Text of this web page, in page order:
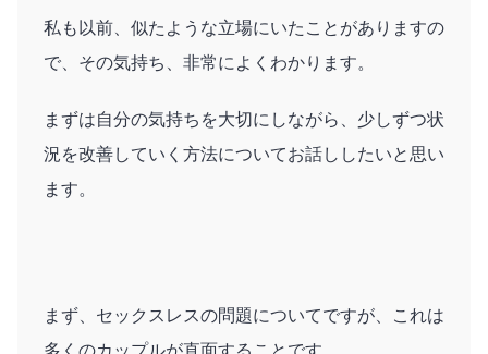
私も以前、似たような立場にいたことがありますの
で、その気持ち、非常によくわかります。
まずは自分の気持ちを大切にしながら、少しずつ状
況を改善していく方法についてお話ししたいと思い
ます。
まず、セックスレスの問題についてですが、これは
多くのカップルが直面することです。